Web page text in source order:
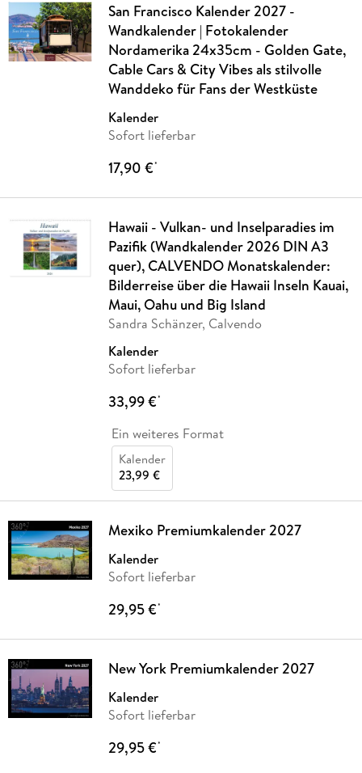
San Francisco Kalender 2027 -
Wandkalender | Fotokalender
Nordamerika 24x35cm - Golden Gate,
Cable Cars & City Vibes als stilvolle
Wanddeko für Fans der Westküste
Kalender
Sofort lieferbar
17,90 €*
Hawaii - Vulkan- und Inselparadies im
Pazifik (Wandkalender 2026 DIN A3
quer), CALVENDO Monatskalender:
Bilderreise über die Hawaii Inseln Kauai,
Maui, Oahu und Big Island
Sandra Schänzer, Calvendo
Kalender
Sofort lieferbar
33,99 €*
Ein weiteres Format
Kalender
23,99 €
Mexiko Premiumkalender 2027
Kalender
Sofort lieferbar
29,95 €*
New York Premiumkalender 2027
Kalender
Sofort lieferbar
29,95 €*